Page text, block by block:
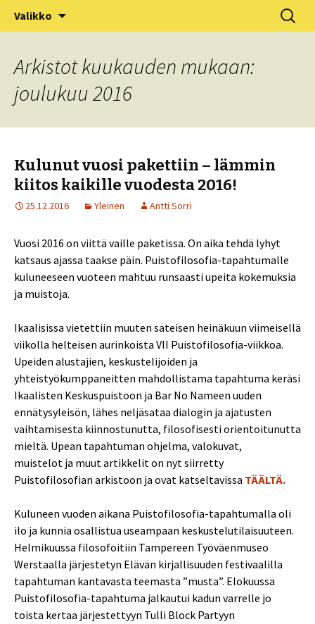
Puistofilosofia
XV Puistofilosofia-viikko Ikaalisissa
15.-19.7.2025
Valikko Haku:
Arkistot kuukauden mukaan:
joulukuu 2016
Kulunut vuosi pakettiin – lämmin
kiitos kaikille vuodesta 2016!
25.12.2016 Yleinen Antti Sorri
Vuosi 2016 on viittä vaille paketissa. On aika tehdä lyhyt
katsaus ajassa taakse päin. Puistofilosofia-tapahtumalle
kuluneeseen vuoteen mahtuu runsaasti upeita kokemuksia
ja muistoja.
Ikaalisissa vietettiin muuten sateisen heinäkuun viimeisellä
viikolla helteisen aurinkoista VII Puistofilosofia-viikkoa.
Upeiden alustajien, keskustelijoiden ja
yhteistyökumppaneitten mahdollistama tapahtuma keräsi
Ikaalisten Keskuspuistoon ja Bar No Nameen uuden
ennätysyleisön, lähes neljäsataa dialogin ja ajatusten
vaihtamisesta kiinnostunutta, filosofisesti orientoitunutta
mieltä. Upean tapahtuman ohjelma, valokuvat,
muistelot ja muut artikkelit on nyt siirretty
Puistofilosofian arkistoon ja ovat katseltavissa TÄÄLTÄ.
Kuluneen vuoden aikana Puistofilosofia-tapahtumalla oli
ilo ja kunnia osallistua useampaan keskustelutilaisuuteen.
Helmikuussa filosofoitiin Tampereen Työväenmuseo
Werstaalla järjestetyn Elävän kirjallisuuden festivaalilla
tapahtuman kantavasta teemasta ”musta”. Elokuussa
Puistofilosofia-tapahtuma jalkautui kadun varrelle jo
toista kertaa järjestettyyn Tulli Block Partyyn